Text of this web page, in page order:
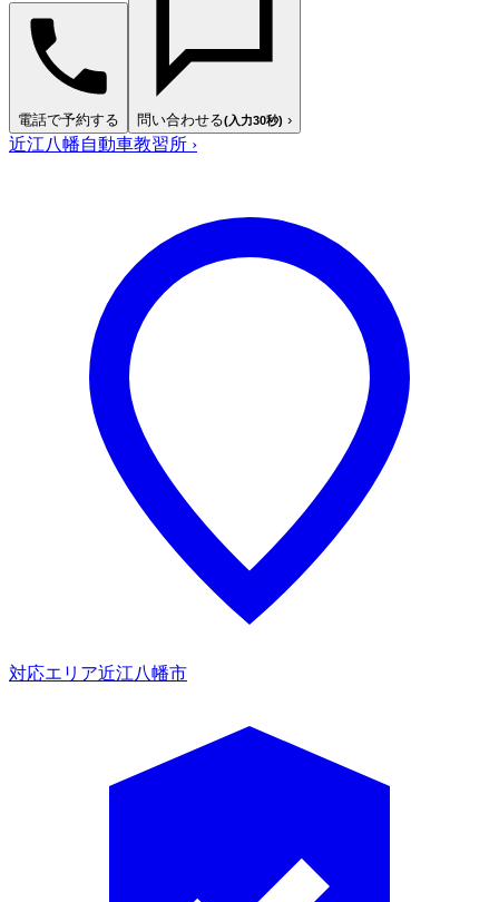
電話で予約する 問い合わせる(入力30秒) ›
近江八幡自動車教習所 ›
対応エリア近江八幡市